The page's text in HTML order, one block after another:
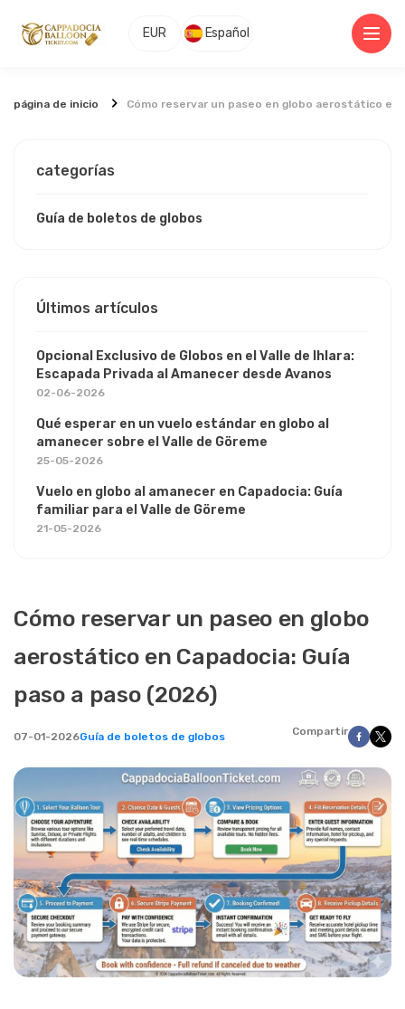
EUR Español
página de inicio Cómo reservar un paseo en globo aerostático en
Cómo reservar un paseo en globo
aerostático en Capadocia: Guía
paso a paso (2026)
07-01-2026Guía de boletos de globos Compartir
categorías
Guía de boletos de globos
Últimos artículos
Opcional Exclusivo de Globos en el Valle de Ihlara:
Escapada Privada al Amanecer desde Avanos
02-06-2026
Qué esperar en un vuelo estándar en globo al
amanecer sobre el Valle de Göreme
25-05-2026
Vuelo en globo al amanecer en Capadocia: Guía
familiar para el Valle de Göreme
21-05-2026